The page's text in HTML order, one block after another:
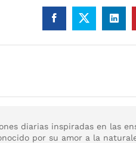
diarias inspiradas en las
por su amor a la